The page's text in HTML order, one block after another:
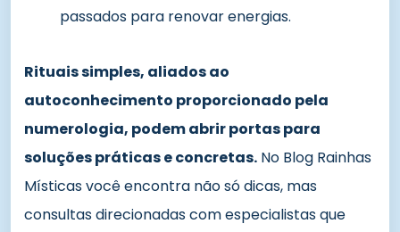
passados para renovar energias.
Rituais simples, aliados ao
autoconhecimento proporcionado pela
numerologia, podem abrir portas para
soluções práticas e concretas. No Blog Rainhas
Místicas você encontra não só dicas, mas
consultas direcionadas com especialistas que